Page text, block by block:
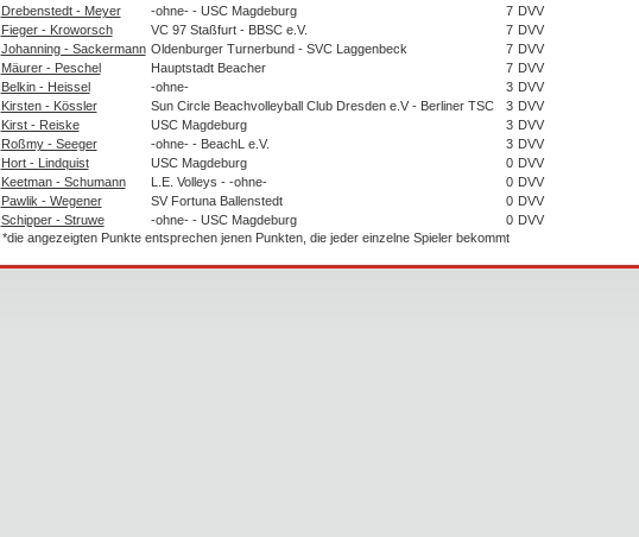
Drebenstedt - Meyer -ohne- - USC Magdeburg 7 DVV
Fieger - Kroworsch VC 97 Staßfurt - BBSC e.V. 7 DVV
Johanning - Sackermann Oldenburger Turnerbund - SVC Laggenbeck 7 DVV
Mäurer - Peschel Hauptstadt Beacher 7 DVV
Belkin - Heissel -ohne- 3 DVV
Kirsten - Kössler Sun Circle Beachvolleyball Club Dresden e.V - Berliner TSC 3 DVV
Kirst - Reiske USC Magdeburg 3 DVV
Roßmy - Seeger -ohne- - BeachL e.V. 3 DVV
Hort - Lindquist USC Magdeburg 0 DVV
Keetman - Schumann L.E. Volleys - -ohne- 0 DVV
Pawlik - Wegener SV Fortuna Ballenstedt 0 DVV
Schipper - Struwe -ohne- - USC Magdeburg 0 DVV
*die angezeigten Punkte entsprechen jenen Punkten, die jeder einzelne Spieler bekommt